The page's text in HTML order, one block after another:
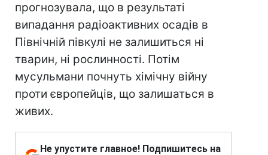
прогнозувала, що в результаті
випадання радіоактивних осадів в
Північній півкулі не залишиться ні
тварин, ні рослинності. Потім
мусульмани почнуть хімічну війну
проти європейців, що залишаться в
живих.
Не упустите главное! Подпишитесь на